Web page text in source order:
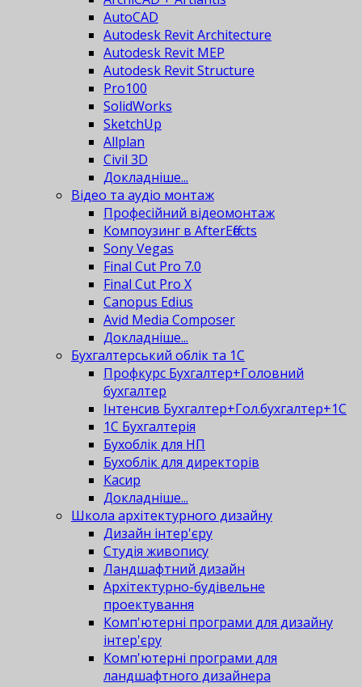
AutoCAD
Autodesk Revit Architecture
Autodesk Revit MEP
Autodesk Revit Structure
Pro100
SolidWorks
SketchUp
Allplan
Civil 3D
Докладніше...
Відео та аудіо монтаж
Професійний відеомонтаж
Компоузинг в AfterEffects
Sony Vegas
Final Cut Pro 7.0
Final Cut Pro X
Canopus Edius
Avid Media Composer
Докладніше...
Бухгалтерський облік та 1С
Профкурс Бухгалтер+Головний
бухгалтер
Інтенсив Бухгалтер+Гол.бухгалтер+1С
1С Бухгалтерія
Бухоблік для НП
Бухоблік для директорів
Касир
Докладніше...
Школа архітектурного дизайну
Дизайн інтер'єру
Студія живопису
Ландшафтний дизайн
Архітектурно-будівельне
проектування
Комп'ютерні програми для дизайну
інтер'єру
Комп'ютерні програми для
ландшафтного дизайнера